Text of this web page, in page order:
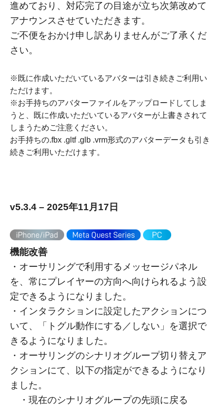
進めており、対応完了の目途が立ち次第改めて
アナウンスさせていただきます。
ご不便をおかけ申し訳ありませんがご了承くだ
さい。
※既に作成いただいているアバターは引き続きご利用い
ただけます。
※お手持ちのアバターファイルをアップロードしてしま
うと、既に作成いただいているアバターが上書きされて
しまうためご注意ください。
お手持ちの.fbx .gltf .glb .vrm形式のアバターデータも引き
続きご利用いただけます。
v5.3.4 – 2025年11月17日
機能改善
・オーサリングで利用するメッセージパネル
を、常にプレイヤーの方向へ向けられるよう設
定できるようになりました。
・インタラクションに設定したアクションにつ
いて、「トグル動作にする／しない」を選択で
きるようになりました。
・オーサリングのシナリオグループ切り替えア
クションにて、以下の指定ができるようになり
ました。
・現在のシナリオグループの先頭に戻る